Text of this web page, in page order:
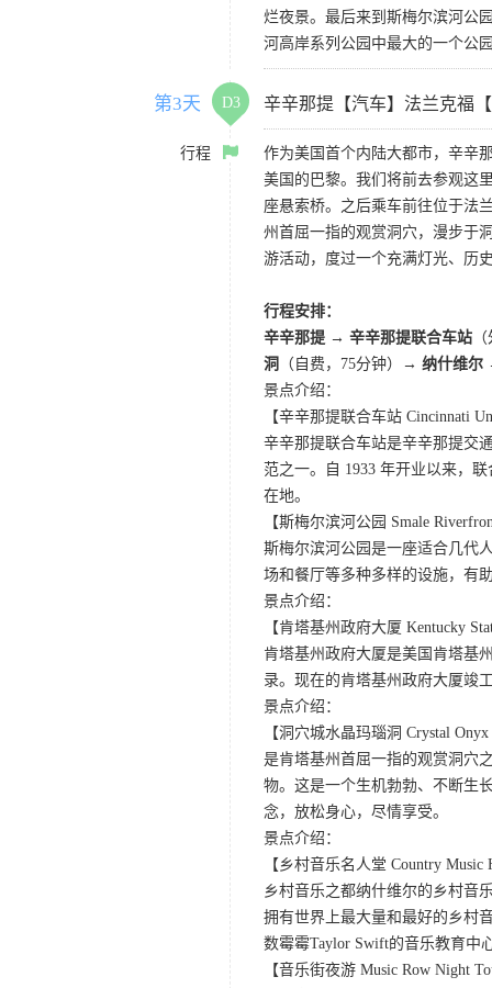
烂夜景。最后来到斯梅尔滨河公
河高岸系列公园中最大的一个公
第3天 D3 辛辛那提【汽车】法兰克福
行程
作为美国首个内陆大都市，辛辛
美国的巴黎。我们将前去参观这
座悬索桥。之后乘车前往位于法
州首屈一指的观赏洞穴，漫步于
游活动，度过一个充满灯光、历
行程安排：
辛辛那提 → 辛辛那提联合车站
洞
（自费，75分钟）→ 纳什维尔
景点介绍：
【辛辛那提联合车站 Cincinnati
辛辛那提联合车站是辛辛那提交
范之一。自 1933 年开业以来，
在地。
【斯梅尔滨河公园 Smale
斯梅尔滨河公园是一座适合几代
场和餐厅等多种多样的设施，有
景点介绍：
【肯塔基州政府大厦 Kentucky
肯塔基州政府大厦是美国肯塔基
录。现在的肯塔基州政府大厦竣
景点介绍：
【洞穴城水晶玛瑙洞 Crystal
是肯塔基州首屈一指的观赏洞穴
物。这是一个生机勃勃、不断生
念，放松身心，尽情享受。
景点介绍：
【乡村音乐名人堂 Country Music
乡村音乐之都纳什维尔的乡村音
拥有世界上最大量和最好的乡村
数霉霉Taylor Swift的音乐教育中
【音乐街夜游 Music Row Night